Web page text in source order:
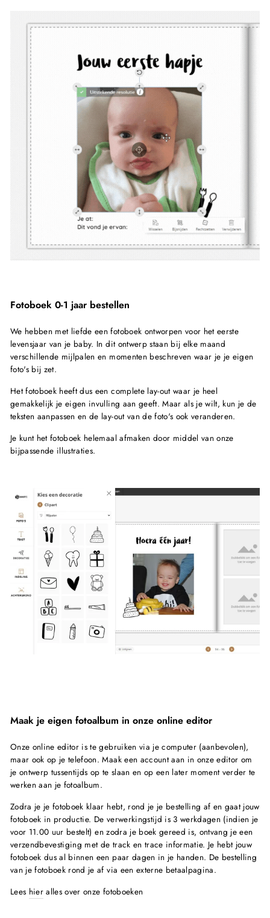
Fotoboek 0-1 jaar bestellen
We hebben met liefde een fotoboek ontworpen voor het eerste
levensjaar van je baby. In dit ontwerp staan bij elke maand
verschillende mijlpalen en momenten beschreven waar je je eigen
foto's bij zet.
Het fotoboek heeft dus een complete lay-out waar je heel
gemakkelijk je eigen invulling aan geeft. Maar als je wilt, kun je de
teksten aanpassen en de lay-out van de foto's ook veranderen.
Je kunt het fotoboek helemaal afmaken door middel van onze
bijpassende illustraties.
Maak je eigen fotoalbum in onze online editor
Onze online editor is te gebruiken via je computer (aanbevolen),
maar ook op je telefoon. Maak een account aan in onze editor om
je ontwerp tussentijds op te slaan en op een later moment verder te
werken aan je fotoalbum.
Zodra je je fotoboek klaar hebt, rond je je bestelling af en gaat jouw
fotoboek in productie. De verwerkingstijd is 3 werkdagen (indien je
voor 11.00 uur bestelt)en zodra je boek gereed is, ontvang je een
verzendbevestiging met de track en trace informatie. Je hebt jouw
fotoboek dus al binnen een paar dagen in je handen. De bestelling
van je fotoboek rond je af via een externe betaalpagina.
Lees hier alles over onze fotoboeken